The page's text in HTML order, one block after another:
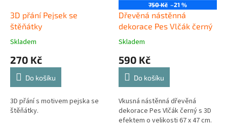
3D přání Pejsek se
štěňátky
Skladem
270 Kč
Do košíku
3D přání s motivem pejska se
štěňátky.
750 Kč –21 %
Dřevěná nástěnná
dekorace Pes Vlčák černý
Skladem
590 Kč
Do košíku
Vkusná nástěnná dřevěná
dekorace Pes Vlčák černý s 3D
efektem o velikosti 67 x 47 cm.